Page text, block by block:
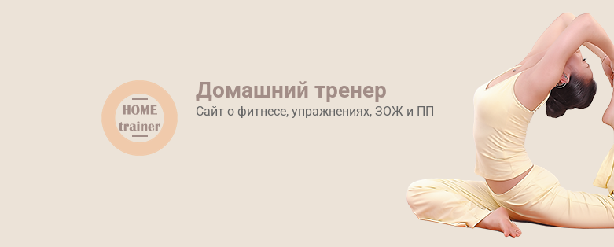
Домашний тренер
Сайт о фитнесе, упражнениях, ЗОЖ и ПП